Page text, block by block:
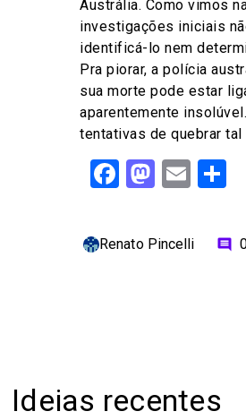
Austrália. Como vimos
investigações iniciais
identificá-lo nem
Pra piorar, a polícia
sua morte pode estar
aparentemente
tentativas de quebrar tal
Facebook
Email
Renato Pincelli comment
Ideias recentes